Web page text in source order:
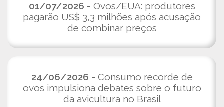
01/07/2026 - Ovos/EUA: produtores
pagarão US$ 3,3 milhões após acusação
de combinar preços
24/06/2026 - Consumo recorde de
ovos impulsiona debates sobre o futuro
da avicultura no Brasil